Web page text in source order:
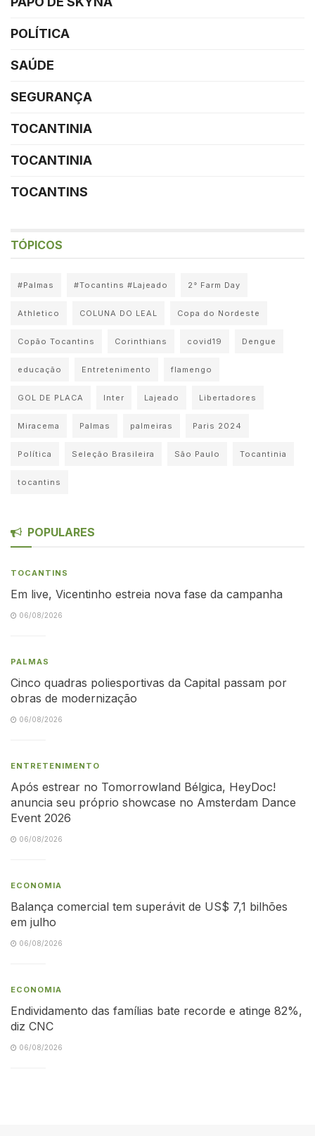
POLÍTICA
SAÚDE
SEGURANÇA
TOCANTINIA
TOCANTINIA
TOCANTINS
TÓPICOS
#Palmas #Tocantins #Lajeado 2° Farm Day
Athletico COLUNA DO LEAL Copa do Nordeste
Copão Tocantins Corinthians covid19 Dengue
educação Entretenimento flamengo
GOL DE PLACA Inter Lajeado Libertadores
Miracema Palmas palmeiras Paris 2024
Política Seleção Brasileira São Paulo Tocantinia
tocantins
POPULARES
TOCANTINS
Em live, Vicentinho estreia nova fase da campanha
06/08/2026
PALMAS
Cinco quadras poliesportivas da Capital passam por
obras de modernização
06/08/2026
ENTRETENIMENTO
Após estrear no Tomorrowland Bélgica, HeyDoc!
anuncia seu próprio showcase no Amsterdam Dance
Event 2026
06/08/2026
ECONOMIA
Balança comercial tem superávit de US$ 7,1 bilhões
em julho
06/08/2026
ECONOMIA
Endividamento das famílias bate recorde e atinge 82%,
diz CNC
06/08/2026